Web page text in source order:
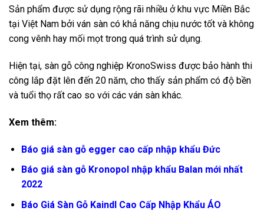
Sản phẩm được sử dụng rộng rãi nhiều ở khu vực Miền Bắc
tại Việt Nam bởi ván sàn có khả năng chịu nước tốt và không
cong vênh hay mối mọt trong quá trình sử dụng.
Hiện tại, sàn gỗ công nghiệp KronoSwiss được bảo hành thi
công lắp đặt lên đến 20 năm, cho thấy sản phẩm có độ bền
và tuổi thọ rất cao so với các ván sàn khác.
Xem thêm:
Báo giá sàn gỗ egger cao cấp nhập khẩu Đức
Báo giá sàn gỗ Kronopol nhập khẩu Balan mới nhất
2022
Báo Giá Sàn Gỗ Kaindl Cao Cấp Nhập Khẩu ÁO